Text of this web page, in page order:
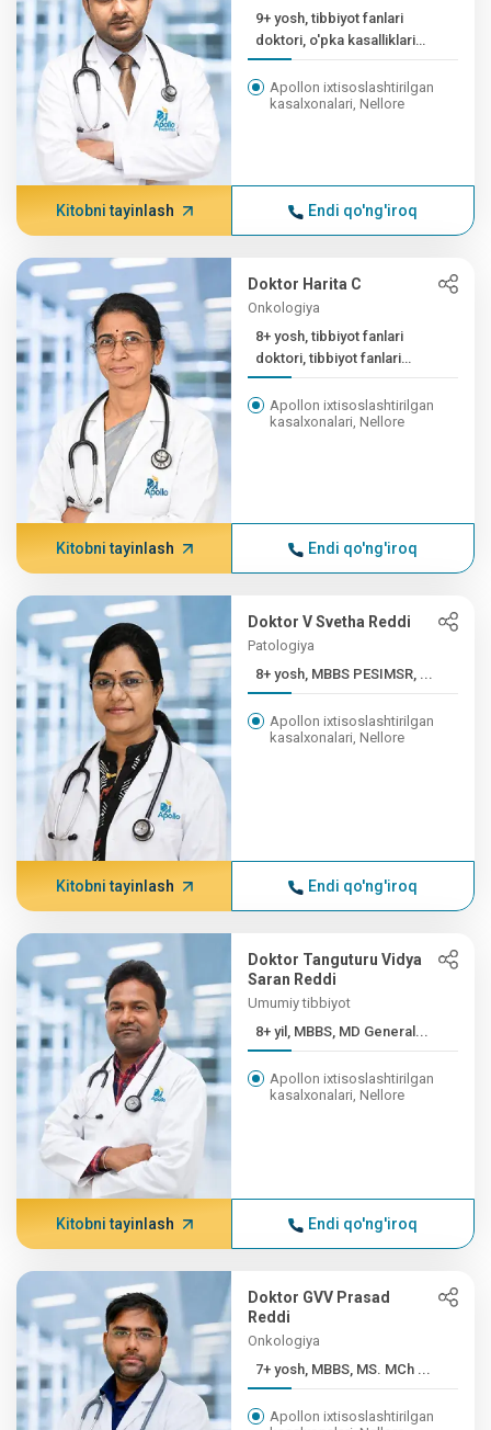
9+ yosh, tibbiyot fanlari
doktori, o'pka kasalliklari
bo'yicha...
Apollon ixtisoslashtirilgan
kasalxonalari, Nellore
Kitobni tayinlash Endi qo'ng'iroq
Doktor Harita C
Onkologiya
8+ yosh, tibbiyot fanlari
doktori, tibbiyot fanlari
doktori (tibbiy...
Apollon ixtisoslashtirilgan
kasalxonalari, Nellore
Kitobni tayinlash Endi qo'ng'iroq
Doktor V Svetha Reddi
Patologiya
8+ yosh, MBBS PESIMSR, ...
Apollon ixtisoslashtirilgan
kasalxonalari, Nellore
Kitobni tayinlash Endi qo'ng'iroq
Doktor Tanguturu Vidya
Saran Reddi
Umumiy tibbiyot
8+ yil, MBBS, MD General...
Apollon ixtisoslashtirilgan
kasalxonalari, Nellore
Kitobni tayinlash Endi qo'ng'iroq
Doktor GVV Prasad
Reddi
Onkologiya
7+ yosh, MBBS, MS. MCh ...
Apollon ixtisoslashtirilgan